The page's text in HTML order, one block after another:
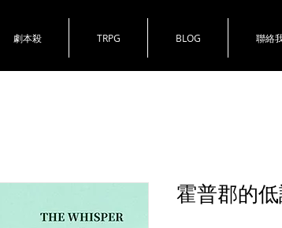
劇本殺 TRPG BLOG 聯絡
霍普郡的